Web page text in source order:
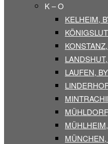
K – O
KELHEIM,
LAUFEN, BY
MÜNCHEN,